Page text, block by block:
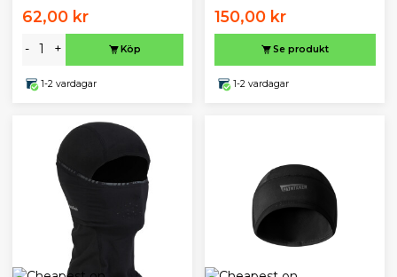
62,00 kr
- + Köp
1-2 vardagar
150,00 kr
Se produkt
1-2 vardagar